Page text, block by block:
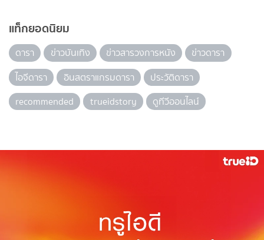
แท็กยอดนิยม
ดารา ข่าวบันเทิง ข่าวสารวงการหนัง
ข่าวดารา
ไอจีดารา
อินสตราแกรมดารา
ประวัติดารา
recommended
trueidstory ดูทีวีออนไลน์